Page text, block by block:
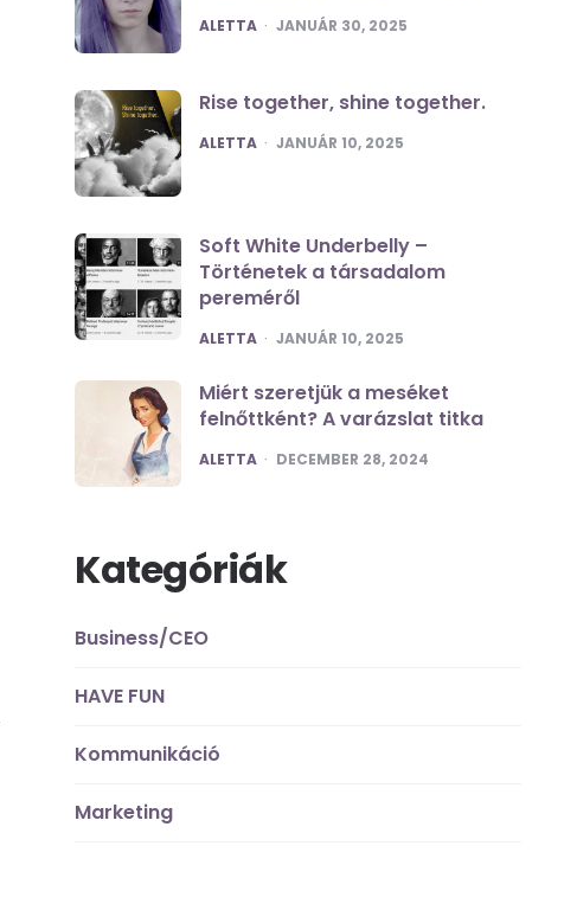
POSTED
ALETTA JANUÁR 30, 2025
Rise together, shine together.
POSTED
ALETTA JANUÁR 10, 2025
Soft White Underbelly –
Történetek a társadalom
pereméről
POSTED
ALETTA JANUÁR 10, 2025
Miért szeretjük a meséket
felnőttként? A varázslat titka
POSTED
ALETTA DECEMBER 28, 2024
Kategóriák
Business/CEO
HAVE FUN
Kommunikáció
Marketing